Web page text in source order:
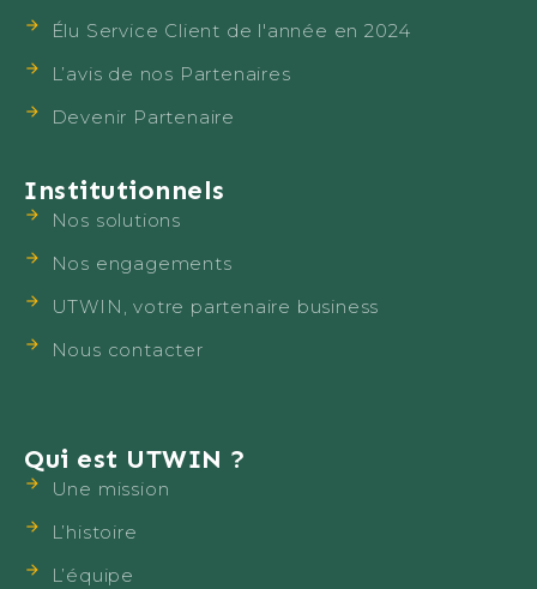
Élu Service Client de l'année en 2024
L’avis de nos Partenaires
Devenir Partenaire
Institutionnels
Nos solutions
Nos engagements
UTWIN, votre partenaire business
Nous contacter
Qui est UTWIN ?
Une mission
L’histoire
L’équipe